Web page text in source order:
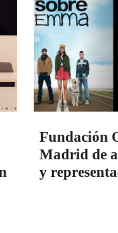
Fundación
Madrid de
y